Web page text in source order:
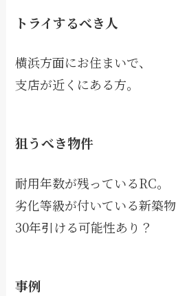
トライするべき人
横浜方面にお住まいで、
支店が近くにある方。
狙うべき物件
耐用年数が残っているRC。
劣化等級が付いている新築物
30年引ける可能性あり？
事例